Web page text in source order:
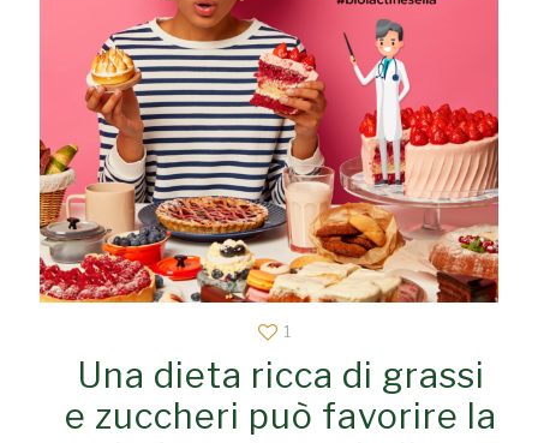
1
Una dieta ricca di grassi
e zuccheri può favorire la